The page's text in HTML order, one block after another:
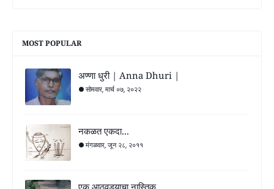
MOST POPULAR
अण्णा धुरी | Anna Dhuri |
सोमवार, मार्च ०७, २०२२
नकळत एकदा...
मंगळवार, जून २८, २०११
एक आठवड्याचा नास्तिक...